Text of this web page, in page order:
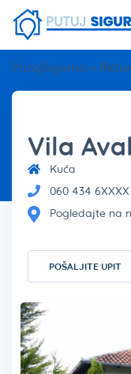
PutujSigurno »
Vila
Kuća
060 434 6XXXX
Pogledajte na
POŠALJITE UPIT